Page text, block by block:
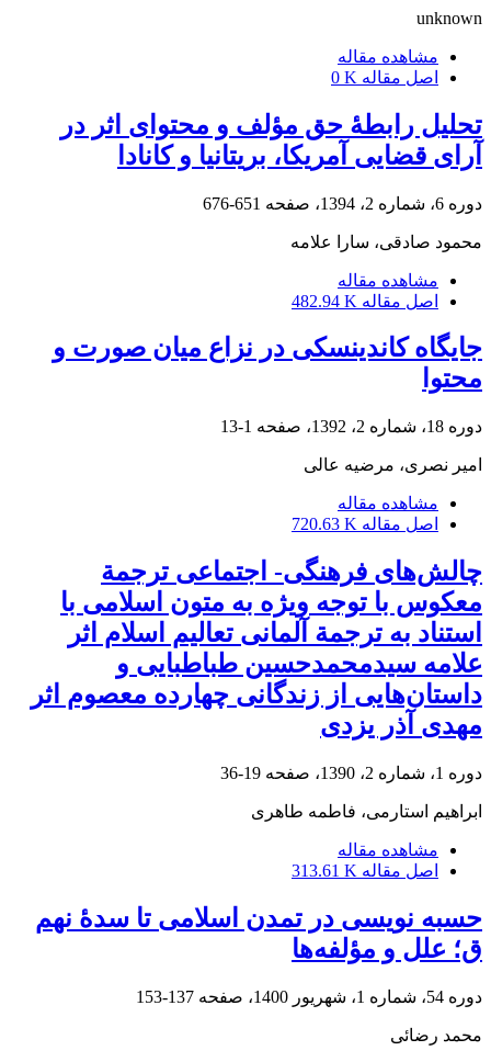
unknown
مشاهده مقاله
اصل مقاله 0 K
تحلیل رابطۀ حق مؤلف و محتوای اثر در
آرای قضایی آمریکا، بریتانیا و کانادا
دوره 6، شماره 2، 1394، صفحه 651-676
محمود صادقی، سارا علامه
مشاهده مقاله
اصل مقاله 482.94 K
جایگاه کاندینسکی در نزاع میان صورت و
محتوا
دوره 18، شماره 2، 1392، صفحه 1-13
امیر نصری، مرضیه عالی
مشاهده مقاله
اصل مقاله 720.63 K
چالش‌های فرهنگی- اجتماعی ترجمة
معکوس با توجه ویژه به متون اسلامی با
استناد به ترجمة آلمانی تعالیم اسلام اثر
علامه سیدمحمدحسین طباطبایی و
داستان‌هایی از زندگانی چهارده معصوم اثر
مهدی آذر یزدی
دوره 1، شماره 2، 1390، صفحه 19-36
ابراهیم استارمی، فاطمه طاهری
مشاهده مقاله
اصل مقاله 313.61 K
حسبه نویسی در تمدن اسلامی تا سدۀ نهم
ق؛ علل و مؤلفه‌ها
دوره 54، شماره 1، شهریور 1400، صفحه 137-153
محمد رضائی